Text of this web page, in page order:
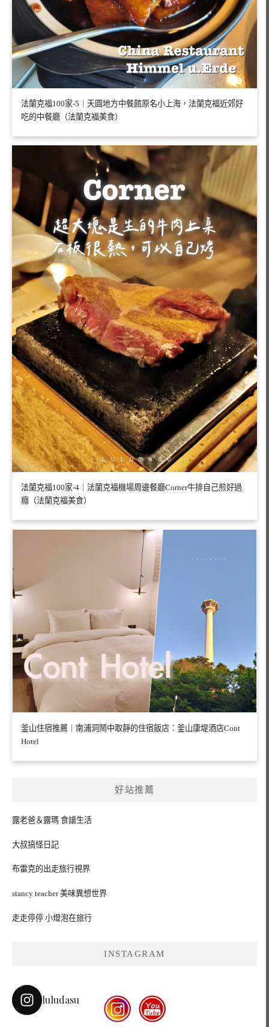
法蘭克福100家-5｜天圓地方中餐館原名小上海，法蘭克福近郊好
吃的中餐廳（法蘭克福美食）
法蘭克福100家-4｜法蘭克福機場周邊餐廳Corner牛排自己煎好過
癮（法蘭克福美食）
釜山住宿推薦｜南浦洞鬧中取靜的住宿飯店：釜山康堤酒店Cont
Hotel
好站推薦
露老爸＆露瑪 食譜生活
大叔搞怪日記
布雷克的出走旅行視界
stancy teacher 美味異想世界
走走停停 小燈泡在旅行
INSTAGRAM
luludasu